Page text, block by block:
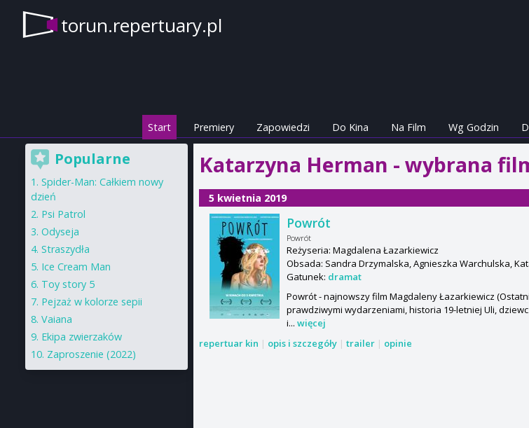
torun.repertuary.pl
Start Premiery Zapowiedzi Do Kina Na Film Wg Godzin
Katarzyna Herman - wybrana
5 kwietnia 2019
Powrót
Powrót
Reżyseria: Magdalena Łazarkiewicz
Obsada: Sandra Drzymalska, Agnieszka Warchulska,
Gatunek: dramat
Powrót - najnowszy film Magdaleny Łazarkiewicz
prawdziwymi wydarzeniami, historia 19-letniej Uli,
i... więcej
repertuar kin | opis i szczegóły | trailer | opinie
Popularne
Spider-Man: Całkiem nowy
dzień
Psi Patrol
Odyseja
Straszydła
Ice Cream Man
Toy story 5
Pejzaż w kolorze sepii
Vaiana
Ekipa zwierzaków
Zaproszenie (2022)